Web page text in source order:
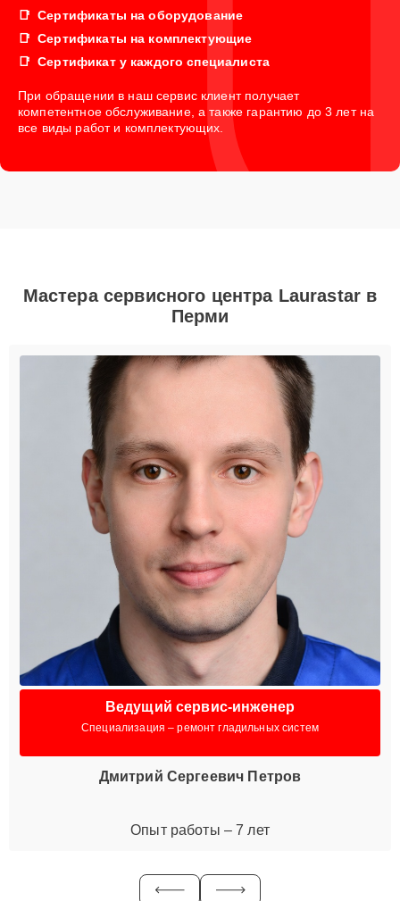
Сертификаты на оборудование
Сертификаты на комплектующие
Сертификат у каждого специалиста
При обращении в наш сервис клиент получает
компетентное обслуживание, а также гарантию до 3 лет на
все виды работ и комплектующих.
Мастера сервисного центра Laurastar в
Перми
Ведущий сервис-инженер
Специализация – ремонт гладильных систем
Дмитрий Сергеевич Петров
Опыт работы – 7 лет